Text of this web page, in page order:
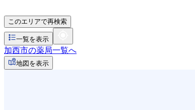
このエリアで再検索
一覧を表示
加西市の薬局一覧へ
地図を表示